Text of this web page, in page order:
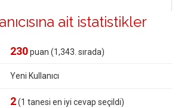
ait istatistikler
230puan (1,343 . sırada)
Yeni Kullanıcı
2(1 tanesi en iyi cevap seçildi)